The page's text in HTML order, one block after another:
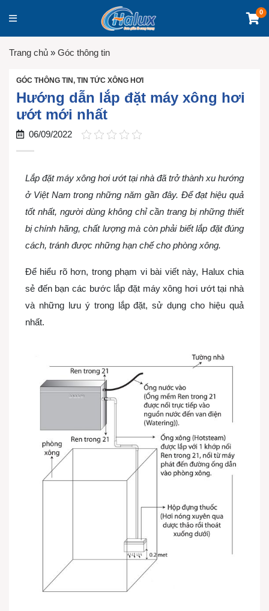
0
Trang chủ » Góc thông tin
GÓC THÔNG TIN, TIN TỨC XÔNG HƠI
Hướng dẫn lắp đặt máy xông hơi
ướt mới nhất
06/09/2022
Lắp đặt máy xông hơi ướt tại nhà đã trở thành xu hướng
ở Việt Nam trong những năm gần đây. Để đạt hiệu quả
tốt nhất, người dùng không chỉ cần trang bị những thiết
bị chính hãng, chất lượng mà còn phải biết lắp đặt đúng
cách, tránh được những hạn chế cho phòng xông.
Để hiểu rõ hơn, trong phạm vi bài viết này, Halux chia
sẻ đến bạn các bước lắp đặt máy xông hơi ướt tại nhà
và những lưu ý trong lắp đặt, sử dụng cho hiệu quả
nhất.